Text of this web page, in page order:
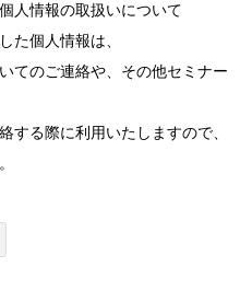
人情報の取扱いについて
た個人情報は、
てのご連絡や、その他セミナー
する際に利用いたしますので、